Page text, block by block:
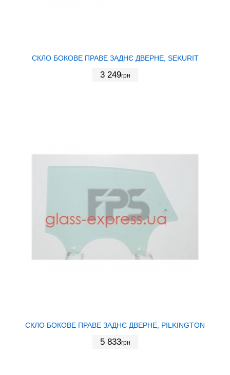
СКЛО БОКОВЕ ПРАВЕ ЗАДНЄ ДВЕРНЕ, SEKURIT
3 249грн
СКЛО БОКОВЕ ПРАВЕ ЗАДНЄ ДВЕРНЕ, PILKINGTON
5 833грн